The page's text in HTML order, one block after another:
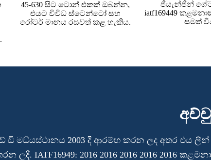
45-630 සිට ටොන් එකක් ඔබන්න,
එයට විවිධ ස්ටෙන්ටෝ සහ
රෝටර් මානය රසවත් කළ හැකිය.
ජියැන්ජින්
iatf169449
සමත්
මධ්යස්ථානය 2003 දී ආරම්භ කරන ලද අතර එය
ලදී. IATF16949: 2016 2016 2016 2016 2016